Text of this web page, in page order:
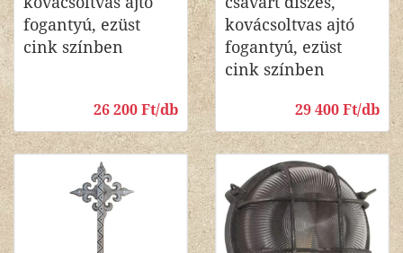
fogantyú, ezüst
cink színben
26 200 Ft/db
kovácsoltvas ajtó
fogantyú, ezüst
cink színben
29 400 Ft/db